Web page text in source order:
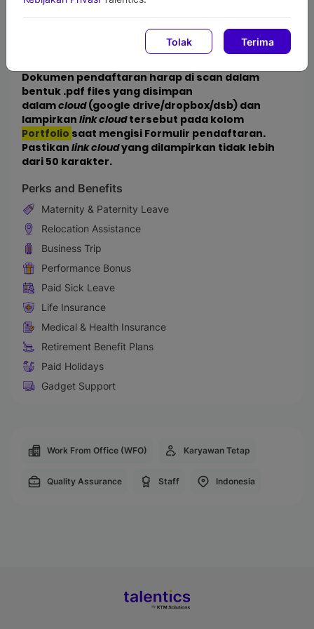
Tolak Terima
Dokumen pendaftaran harap di scan dalam
bentuk .pdf files yang disimpan
dalamcloud(google drive/dropbox/dsb) dan
lampirkan link cloudtersebut pada kolom
Portfolio saat mengisi Formulir pendaftaran.
Pastikan link cloudyang dilampirkan tidak lebih
dari 50 karakter.
Perks and Benefits
Maternity & Paternity Leave
Relocation Assistance
Business Trip
Performance Bonus
Paid Sick Leave
Life Insurance
Medical & Health Insurance
Retirement Benefit Plans
Paid Holidays
Gadget Support
Work From Office (WFO) Karyawan Tetap
Quality Assurance Staff Indonesia